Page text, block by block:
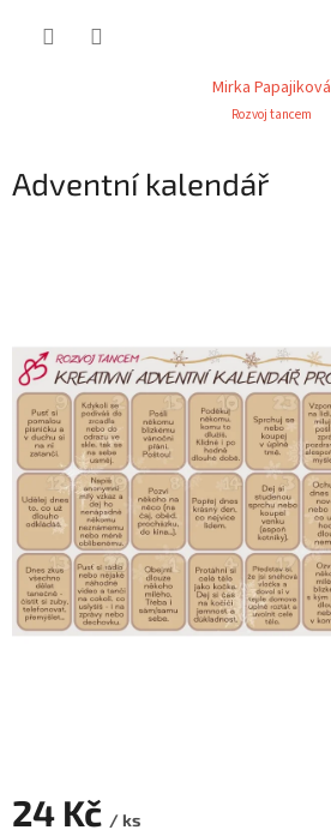
Mirka Papajiková
Rozvoj tancem
Adventní kalendář
24 Kč / ks